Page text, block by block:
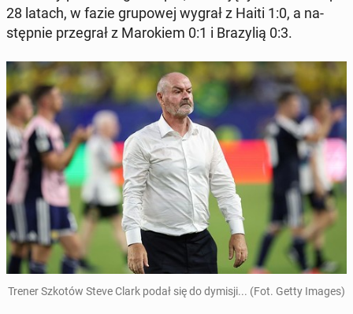
28 latach, w fazie gru­po­wej wygrał z Haiti 1:0, a na­
stęp­nie prze­grał z Ma­ro­kiem 0:1 i Bra­zy­lią 0:3.
Trener Szkotów Steve Clark podał się do dymisji... (Fot. Getty Images)